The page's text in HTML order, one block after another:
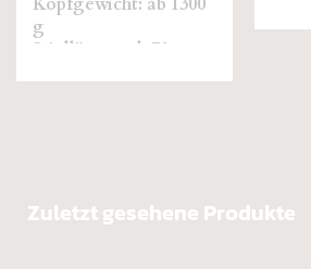
g
Zuletzt gesehene Produkte